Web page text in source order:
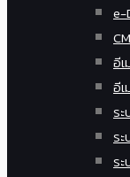
e-
อี
อี
ร
ร
ร